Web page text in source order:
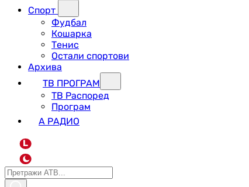
Спорт
Фудбал
Кошарка
Тенис
Остали спортови
Архива
ТВ ПРОГРАМ
ТВ Распоред
Програм
А РАДИО
L